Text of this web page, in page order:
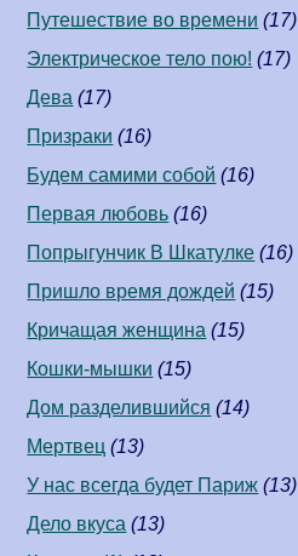
Путешествие во времени (17)
Электрическое тело пою! (17)
Дева (17)
Призраки (16)
Будем самими собой (16)
Первая любовь (16)
Попрыгунчик В Шкатулке (16)
Пришло время дождей (15)
Кричащая женщина (15)
Кошки-мышки (15)
Дом разделившийся (14)
Мертвец (13)
У нас всегда будет Париж (13)
Дело вкуса (13)